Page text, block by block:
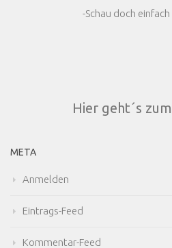
-Schau doch
Hier geht´s
META
Anmelden
Eintrags-Feed
Kommentar-Feed